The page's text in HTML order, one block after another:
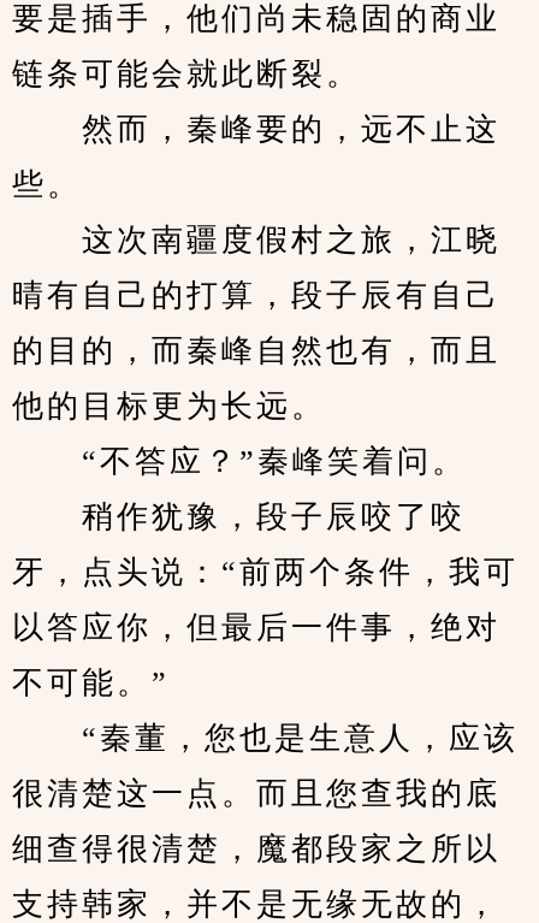
要是插手，他们尚未稳固的商业
链条可能会就此断裂。
然而，秦峰要的，远不止这
些。
这次南疆度假村之旅，江晓
晴有自己的打算，段子辰有自己
的目的，而秦峰自然也有，而且
他的目标更为长远。
“不答应？”秦峰笑着问。
稍作犹豫，段子辰咬了咬
牙，点头说：“前两个条件，我可
以答应你，但最后一件事，绝对
不可能。”
“秦董，您也是生意人，应该
很清楚这一点。而且您查我的底
细查得很清楚，魔都段家之所以
支持韩家，并不是无缘无故的，